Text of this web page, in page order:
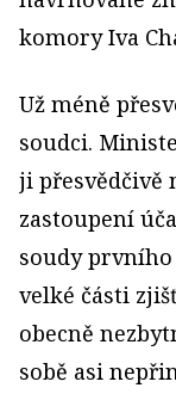
komory Iva
Už méně
soudci.
ji přesvědčivě
zastoupení
soudy
velké části
obecně
sobě asi